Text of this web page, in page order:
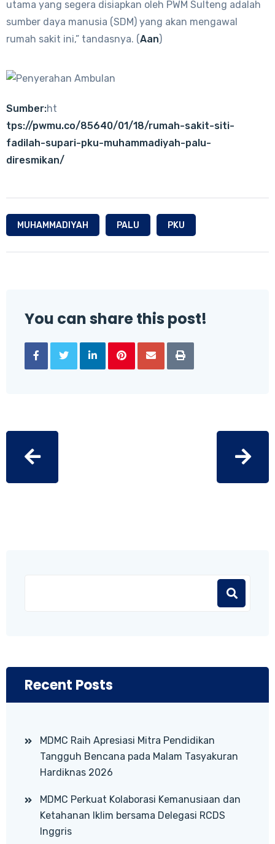
utama yang segera disiapkan oleh PWM Sulteng adalah
sumber daya manusia (SDM) yang akan mengawal
rumah sakit ini,” tandasnya. (Aan)
Sumber:ht
tps://pwmu.co/85640/01/18/rumah-sakit-siti-
fadilah-supari-pku-muhammadiyah-palu-
diresmikan/
MUHAMMADIYAH PALU PKU
You can share this post!
Recent Posts
MDMC Raih Apresiasi Mitra Pendidikan
Tangguh Bencana pada Malam Tasyakuran
Hardiknas 2026
MDMC Perkuat Kolaborasi Kemanusiaan dan
Ketahanan Iklim bersama Delegasi RCDS
Inggris